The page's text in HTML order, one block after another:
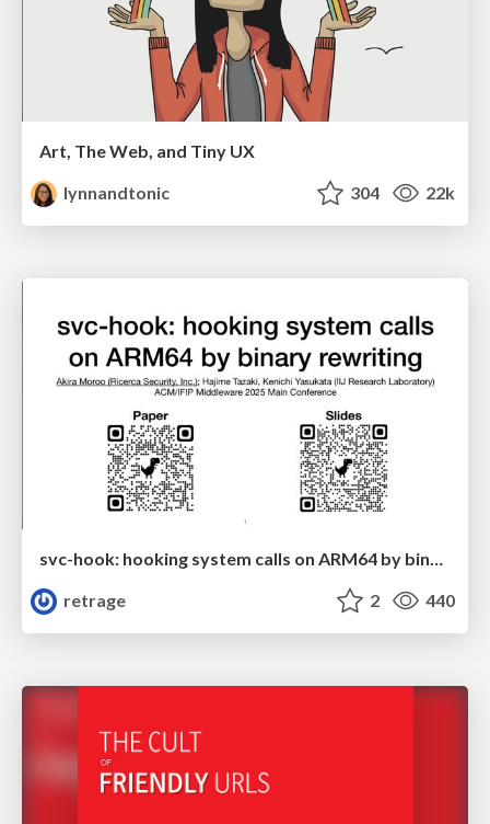
Art, The Web, and Tiny UX
lynnandtonic
304 22k
svc-hook: hooking system calls on ARM64 by binary rewriting
retrage
2 440